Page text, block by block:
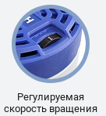
Регулируемая
скорость вращения